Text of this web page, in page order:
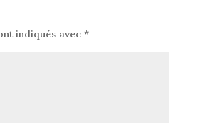
indiqués avec *